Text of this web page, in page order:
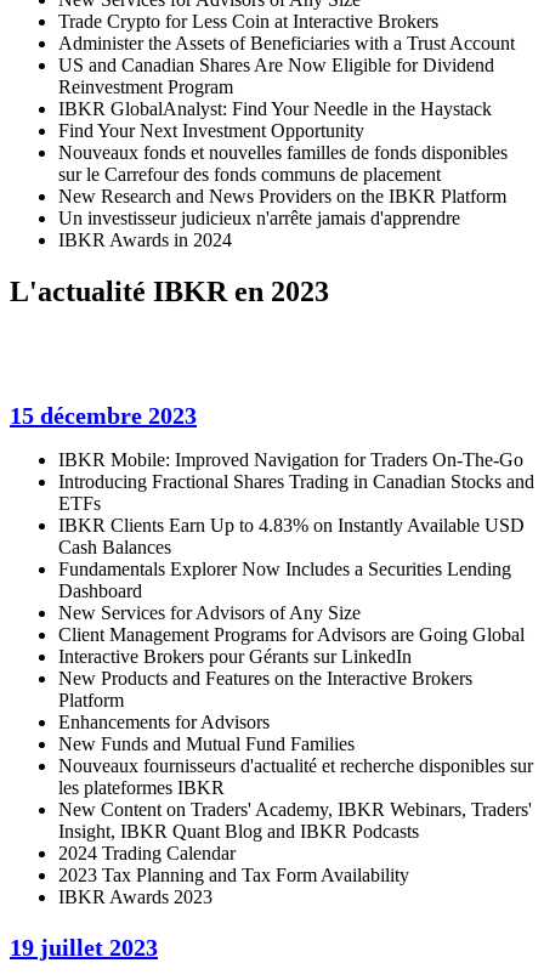
Trade Crypto for Less Coin at Interactive Brokers
Administer the Assets of Beneficiaries with a Trust Account
US and Canadian Shares Are Now Eligible for Dividend
Reinvestment Program
IBKR GlobalAnalyst: Find Your Needle in the Haystack
Find Your Next Investment Opportunity
Nouveaux fonds et nouvelles familles de fonds disponibles
sur le Carrefour des fonds communs de placement
New Research and News Providers on the IBKR Platform
Un investisseur judicieux n'arrête jamais d'apprendre
IBKR Awards in 2024
L'actualité IBKR en 2023
15 décembre 2023
IBKR Mobile: Improved Navigation for Traders On-The-Go
Introducing Fractional Shares Trading in Canadian Stocks and
ETFs
IBKR Clients Earn Up to 4.83% on Instantly Available USD
Cash Balances
Fundamentals Explorer Now Includes a Securities Lending
Dashboard
New Services for Advisors of Any Size
Client Management Programs for Advisors are Going Global
Interactive Brokers pour Gérants sur LinkedIn
New Products and Features on the Interactive Brokers
Platform
Enhancements for Advisors
New Funds and Mutual Fund Families
Nouveaux fournisseurs d'actualité et recherche disponibles sur
les plateformes IBKR
New Content on Traders' Academy, IBKR Webinars, Traders'
Insight, IBKR Quant Blog and IBKR Podcasts
2024 Trading Calendar
2023 Tax Planning and Tax Form Availability
IBKR Awards 2023
19 juillet 2023